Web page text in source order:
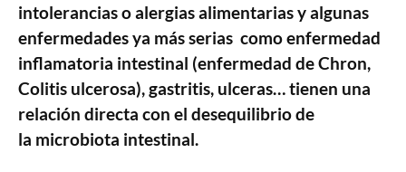
intolerancias o alergias alimentarias y algunas
enfermedades ya más serias como enfermedad
inflamatoria intestinal (enfermedad de Chron,
Colitis ulcerosa), gastritis, ulceras… tienen una
relación directa con el desequilibrio de
la microbiota intestinal.